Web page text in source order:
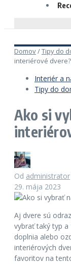
Domov/Tipy do
interiérové dvere?
Interiér a
Tipy do
Ako si
Od administrator
29. mája 2023
Aj dvere sú
vybrať taký typ
doplnia alebo
interiérových
favoritov na